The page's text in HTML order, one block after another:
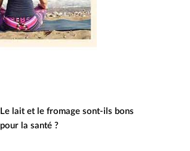
Le lait et le fromage sont-ils bons
pour la santé ?